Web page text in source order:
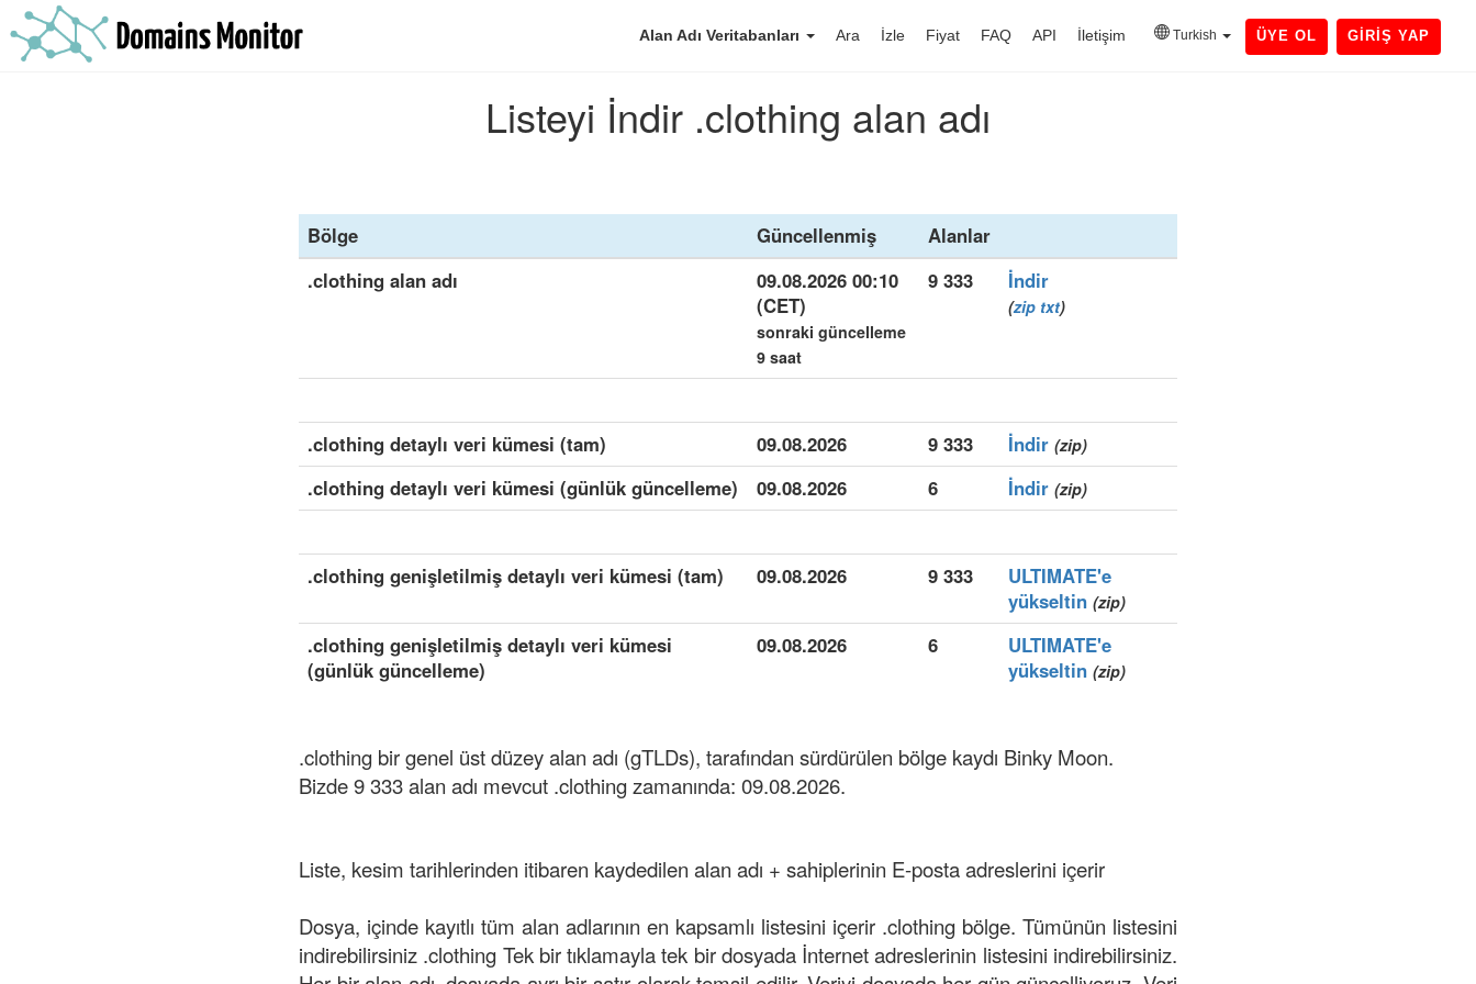
Alan Adı Veritabanları Ara İzle Fiyat FAQ API İletişim Turkish ÜYE OL GIRIŞ YAP
Listeyi İndir .clothing alan adı
Bölge Güncellenmiş
Alanlar
.clothing alan adı
09.08.2026 00:10
(CET)
sonraki güncelleme
9 saat
9 333 İndir
(zip txt)
.clothing detaylı veri kümesi (tam) 09.08.2026 9 333 İndir (zip)
.clothing detaylı veri kümesi (günlük güncelleme) 09.08.2026 6 İndir (zip)
.clothing genişletilmiş detaylı veri kümesi (tam) 09.08.2026 9 333
ULTIMATE'e
yükseltin (zip)
.clothing genişletilmiş detaylı veri kümesi
(günlük güncelleme)
09.08.2026 6
ULTIMATE'e
yükseltin (zip)
.clothing bir genel üst düzey alan adı (gTLDs), tarafından sürdürülen bölge kaydı Binky Moon.
Bizde 9 333 alan adı mevcut .clothing zamanında: 09.08.2026.
Liste, kesim tarihlerinden itibaren kaydedilen alan adı + sahiplerinin E-posta adreslerini içerir
Dosya, içinde kayıtlı tüm alan adlarının en kapsamlı listesini içerir .clothing bölge. Tümünün listesini
indirebilirsiniz .clothing Tek bir tıklamayla tek bir dosyada İnternet adreslerinin listesini indirebilirsiniz.